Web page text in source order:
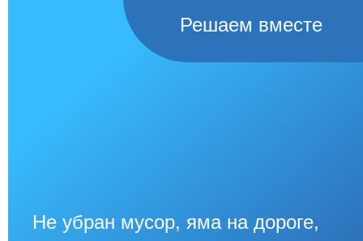
Решаем вместе
Не убран мусор, яма на дороге,